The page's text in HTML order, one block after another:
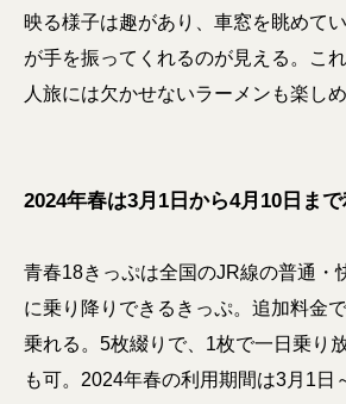
映る様子は趣があり、車窓を眺めて
が手を振ってくれるのが見える。こ
人旅には欠かせないラーメンも楽しめ
2024年春は3月1日から4月10日ま
青春18きっぷは全国のJR線の普通・
に乗り降りできるきっぷ。追加料金
乗れる。5枚綴りで、1枚で一日乗り
も可。2024年春の利用期間は3月1日